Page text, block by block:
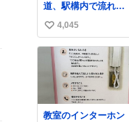
道、駅構内で流れ
た“不適切音声”に声
明「被害届も検討」
news.livedoor.com/
article/detail… 4日に
西鉄福岡（天神）駅
および薬院駅で発生
した駅構内放送事案
について声明を公表
した。「第三者によ
い
い
数
4,045
教室のインターホン